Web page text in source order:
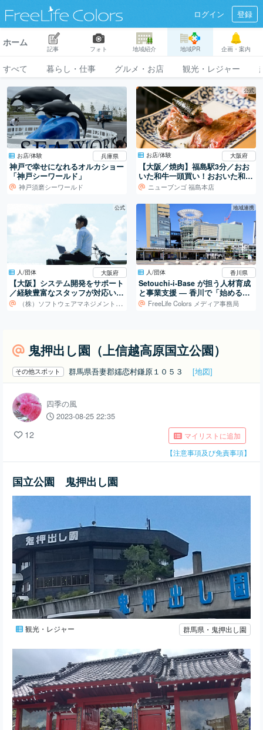
ログイン 登録
ホーム
記事 フォト 地域紹介 地域PR 企画・案内
すべて 暮らし・仕事 グルメ・お店 観光・レジャー
お店/体験 兵庫県
神戸で幸せになれるオルカショー
「神戸シーワールド」
神戸須磨シーワールド
公式
お店/体験 大阪府
【大阪／焼肉】福島駅3分／おお
いた和牛一頭買い！おおいた和牛
専門焼肉店。
ニューブンゴ 福島本店
公式
人/団体 大阪府
【大阪】システム開発をサポート
／経験豊富なスタッフが対応いた
します！
（株）ソフトウェアマネジメントセンター
地域連携
人/団体 香川県
Setouchi-i-Base が担う人材育成
と事業支援 ― 香川で「始める」
を支える拠点
FreeLife Colors メディア事務局
鬼押出し園（上信越高原国立公園）
その他スポット 群馬県吾妻郡嬬恋村鎌原１０５３ [地図]
四季の風
2023-08-25 22:35
12
マイリストに追加
【注意事項及び免責事項】
国立公園 鬼押出し園
観光・レジャー 群馬県・鬼押出し園